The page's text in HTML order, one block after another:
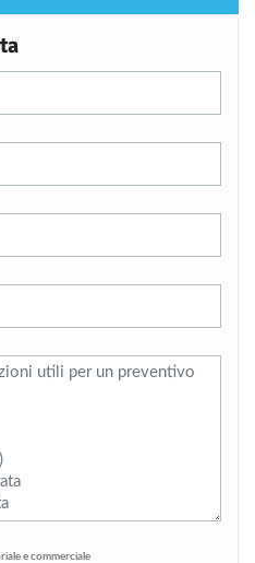
e commerciale